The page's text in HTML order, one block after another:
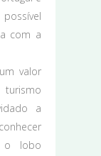
com a
valor
a
o lobo